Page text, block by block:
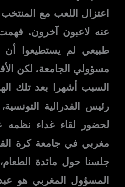
اعتزال اللعب مع
عنه لاعبون آخرون.
طبيعي لم يستطيعوا أن
مسؤولي الجامعة. لكن
السبب أشهرا بعد تلك
رئیس الفدرالية
لحضور لقاء غداء
مغربي في جامعة كرة
جلسنا حول مائدة
المسؤول المغربي هو